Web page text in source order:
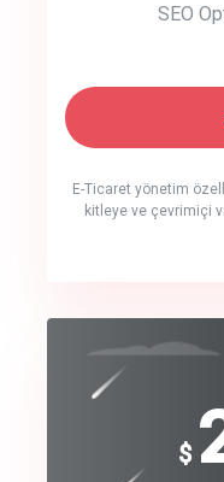
SEO
E-Ticaret yönetim
kitleye ve çevrimiçi
crm
track
$